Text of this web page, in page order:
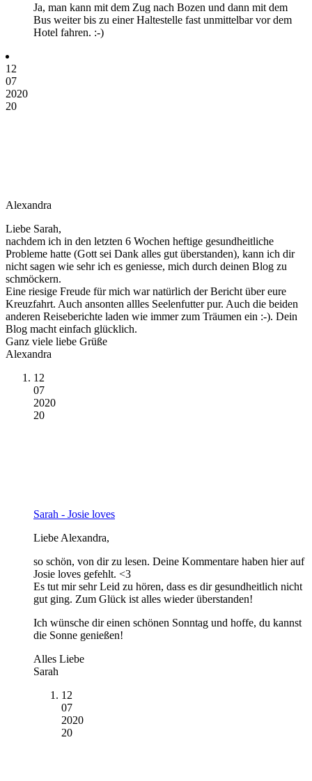
Ja, man kann mit dem Zug nach Bozen und dann mit dem
Bus weiter bis zu einer Haltestelle fast unmittelbar vor dem
Hotel fahren. :-)
12
07
2020
20
Alexandra
Liebe Sarah,
nachdem ich in den letzten 6 Wochen heftige gesundheitliche
Probleme hatte (Gott sei Dank alles gut überstanden), kann ich dir
nicht sagen wie sehr ich es geniesse, mich durch deinen Blog zu
schmöckern.
Eine riesige Freude für mich war natürlich der Bericht über eure
Kreuzfahrt. Auch ansonten allles Seelenfutter pur. Auch die beiden
anderen Reiseberichte laden wie immer zum Träumen ein :-). Dein
Blog macht einfach glücklich.
Ganz viele liebe Grüße
Alexandra
12
07
2020
20
Sarah - Josie loves
Liebe Alexandra,
so schön, von dir zu lesen. Deine Kommentare haben hier auf
Josie loves gefehlt. <3
Es tut mir sehr Leid zu hören, dass es dir gesundheitlich nicht
gut ging. Zum Glück ist alles wieder überstanden!
Ich wünsche dir einen schönen Sonntag und hoffe, du kannst
die Sonne genießen!
Alles Liebe
Sarah
12
07
2020
20